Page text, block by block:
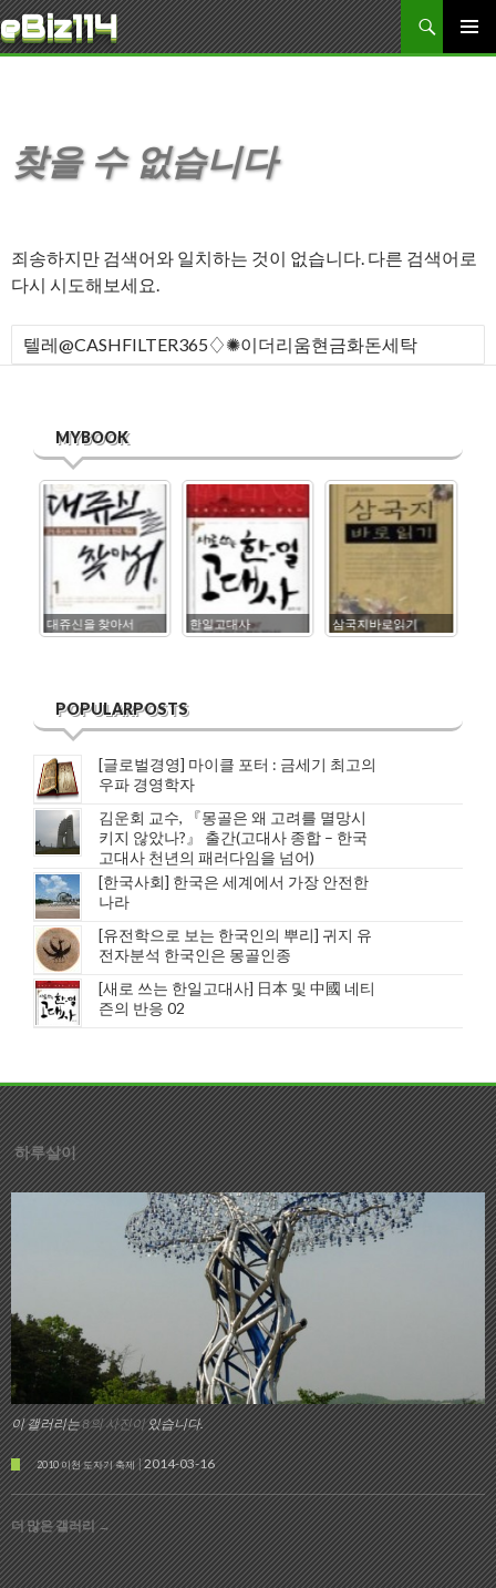
eBiz114
검색
주 메뉴
콘텐츠로 바로가기
찾을 수 없습니다
죄송하지만 검색어와 일치하는 것이 없습니다. 다른 검색어로
다시 시도해보세요.
다음 검색:
MYBOOK
대쥬신을 찾아서
한일고대사 삼국지바로읽기
POPULARPOSTS
[글로벌경영] 마이클 포터 : 금세기 최고의
우파 경영학자
김운회 교수, 『몽골은 왜 고려를 멸망시
키지 않았나?』 출간(고대사 종합 – 한국
고대사 천년의 패러다임을 넘어)
[한국사회] 한국은 세계에서 가장 안전한
나라
[유전학으로 보는 한국인의 뿌리] 귀지 유
전자분석 한국인은 몽골인종
[새로 쓰는 한일고대사] 日本 및 中國 네티
즌의 반응 02
하루살이
이 갤러리는8의 사진이있습니다.
2010 이천 도자기 축제 2014-03-16
더 많은 갤러리→